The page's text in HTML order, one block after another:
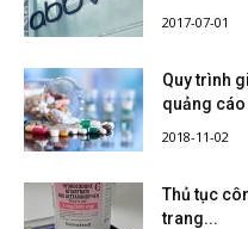
2017-07-01
Quy trình
quảng cáo
2018-11-02
Thủ tục
trang...